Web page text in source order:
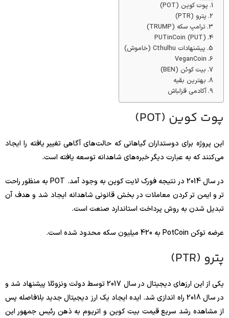
پوت کوین (POT)
پترو (PTR)
ترامپ سکه (TRUMP)
PUTinCoin (PUT)
پیشنهادات Cthulhu (خاموش)
VeganCoin
بیت کوئن (BEN)
بهترین بقیه
آکادمی قزلباش
پوت کوین (POT)
این پروژه برای دوستداران گیاهانی که حالت‌های آگاهی تغییر یافته را ایجاد
می‌کنند که به عبارت دیگر خبره‌های شاهدانه توسعه یافته است.
در سال 2014 در نتیجه فورک لایت کوین به وجود آمد. POT به منظور راحت
تر و ایمن تر کردن معاملات در بخش قانونی شاهدانه ایجاد شد و هدف آن
تبدیل شدن به روش پرداخت استاندارد صنعت است.
عرضه توکن PotCoin به 420 میلیون سکه محدود شده است.
پترو (PTR)
یکی از این ارزهای دیجیتال در سال 2017 توسط دولت ونزوئلا پیشنهاد شد و
در سال 2018 راه اندازی شد. ایده ایجاد یک ارز دیجیتال جدید بلافاصله پس
از مشاهده رشد سریع قیمت بیت کوین و اتریوم به ذهن رئیس جمهور این